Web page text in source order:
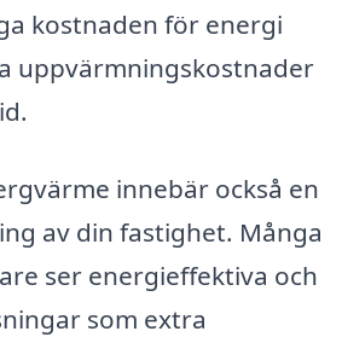
kostnaden för energi
uppvärmningskostnader
innebär också en
av din fastighet. Många
ser energieffektiva och
som extra